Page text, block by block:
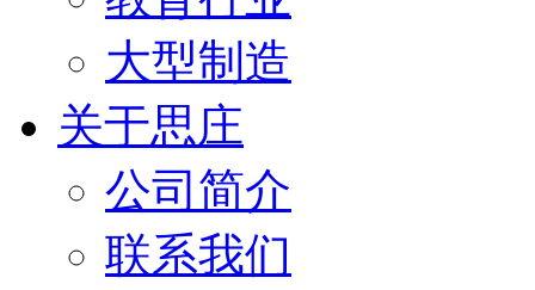
大型制造
关于思庄
公司简介
联系我们